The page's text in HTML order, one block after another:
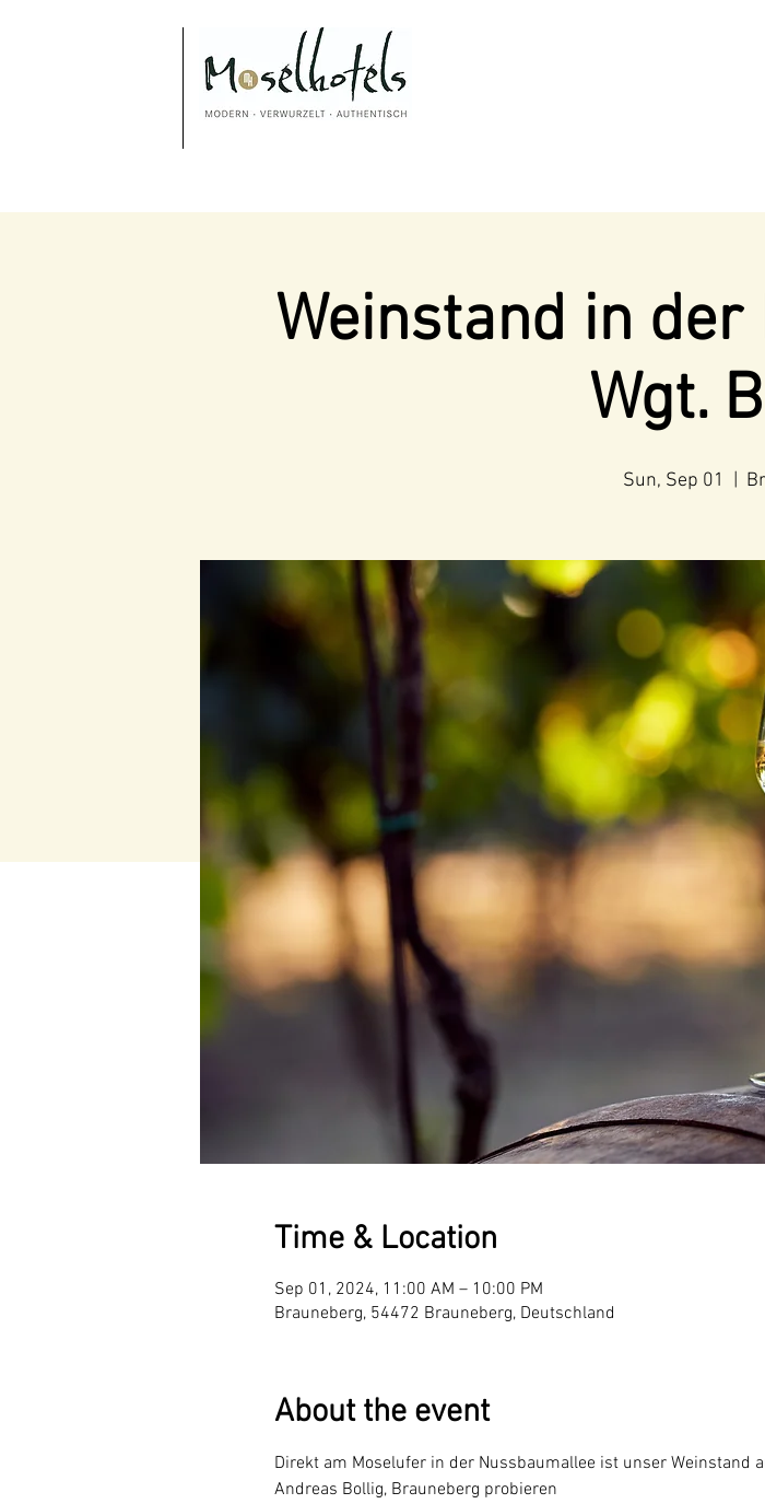
Weinstand in
Wgt.
Sun, Sep 01
Time & Location
Sep 01, 2024, 11:00 AM – 10:00 PM
Brauneberg, 54472 Brauneberg, Deutschland
About the event
Direkt am Moselufer in der Nussbaumallee ist unser Weinstand
Andreas Bollig, Brauneberg probieren